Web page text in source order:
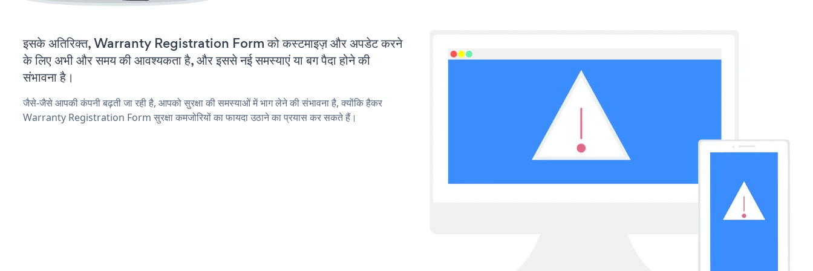
इसके अतिरिक्त, Warranty Registration Form को कस्टमाइज़ और अपडेट करने
के लिए अभी और समय की आवश्यकता है, और इससे नई समस्याएं या बग पैदा होने की
संभावना है।
जैसे-जैसे आपकी कंपनी बढ़ती जा रही है, आपको सुरक्षा की समस्याओं में भाग लेने की संभावना है, क्योंकि हैकर
Warranty Registration Form सुरक्षा कमजोरियों का फायदा उठाने का प्रयास कर सकते हैं।